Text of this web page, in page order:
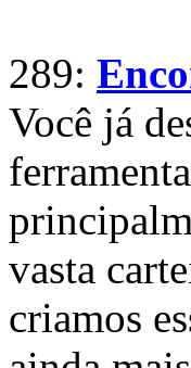
289:
Você já
vasta
criamos